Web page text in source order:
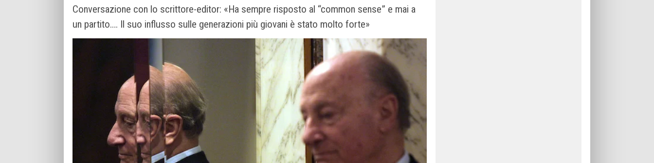
Conversazione con lo scrittore-editor: «Ha sempre risposto al “common sense” e mai a
un partito…. Il suo influsso sulle generazioni più giovani è stato molto forte»